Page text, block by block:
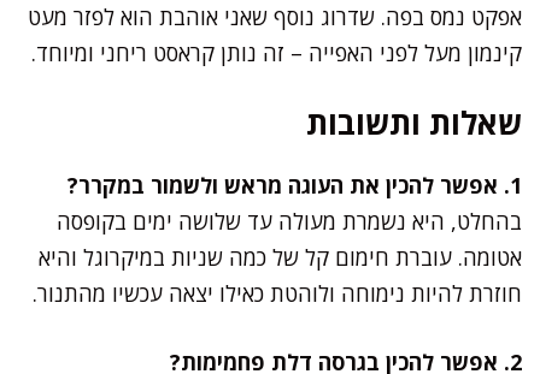
אפקט נמס בפה. שדרוג נוסף שאני אוהבת הוא לפזר מעט
קינמון מעל לפני האפייה – זה נותן קראסט ריחני ומיוחד.
שאלות ותשובות
1. אפשר להכין את העוגה מראש ולשמור במקרר?
בהחלט, היא נשמרת מעולה עד שלושה ימים בקופסה
אטומה. עוברת חימום קל של כמה שניות במיקרוגל והיא
חוזרת להיות נימוחה ולוהטת כאילו יצאה עכשיו מהתנור.
2. אפשר להכין בגרסה דלת פחמימות?